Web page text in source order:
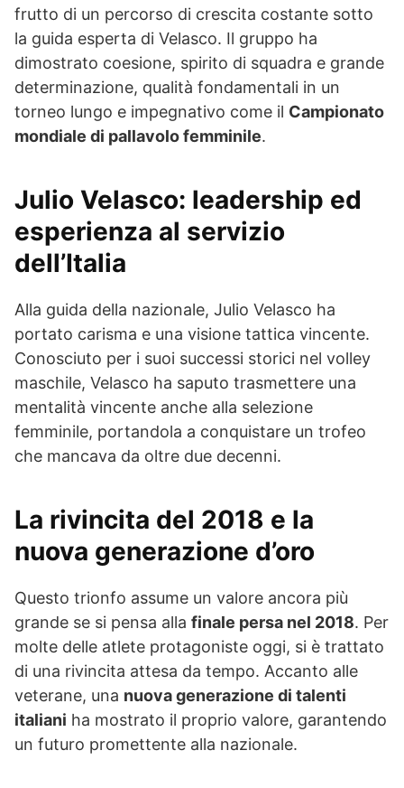
frutto di un percorso di crescita costante sotto
la guida esperta di Velasco. Il gruppo ha
dimostrato coesione, spirito di squadra e grande
determinazione, qualità fondamentali in un
torneo lungo e impegnativo come il Campionato
mondiale di pallavolo femminile.
Julio Velasco: leadership ed
esperienza al servizio
dell’Italia
Alla guida della nazionale, Julio Velasco ha
portato carisma e una visione tattica vincente.
Conosciuto per i suoi successi storici nel volley
maschile, Velasco ha saputo trasmettere una
mentalità vincente anche alla selezione
femminile, portandola a conquistare un trofeo
che mancava da oltre due decenni.
La rivincita del 2018 e la
nuova generazione d’oro
Questo trionfo assume un valore ancora più
grande se si pensa alla finale persa nel 2018. Per
molte delle atlete protagoniste oggi, si è trattato
di una rivincita attesa da tempo. Accanto alle
veterane, una nuova generazione di talenti
italiani ha mostrato il proprio valore, garantendo
un futuro promettente alla nazionale.